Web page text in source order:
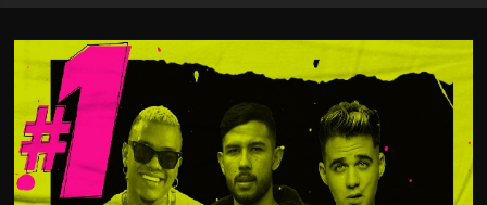
Inc
Colombia
Music
Inc